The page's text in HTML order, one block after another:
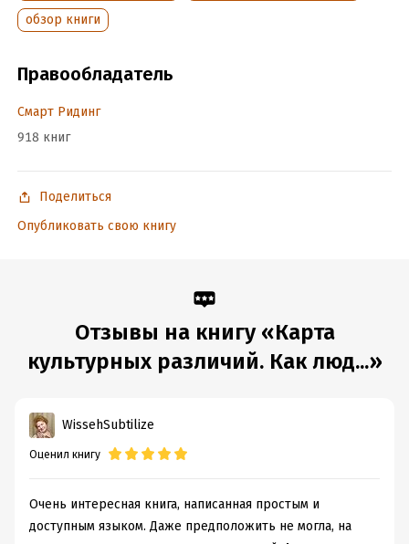
Дата поступления:
Время на чтение: 1ч.
обзор книги
Правообладатель
Смарт Ридинг
918 книг
Поделиться
Опубликовать свою книгу
Отзывы на книгу «Карта
культурных различий. Как люд...»
WissehSubtilize
Оценил книгу
Очень интересная книга, написанная простым и
доступным языком. Даже предположить не могла, на